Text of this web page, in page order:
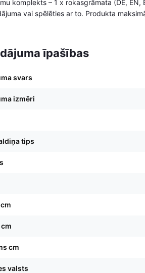
komplekts – 1 x rokasgrāmata (DE, EN,
vai spēlēties ar to. Produkta
īpašības
svars
izmēri
tips
cm
valsts